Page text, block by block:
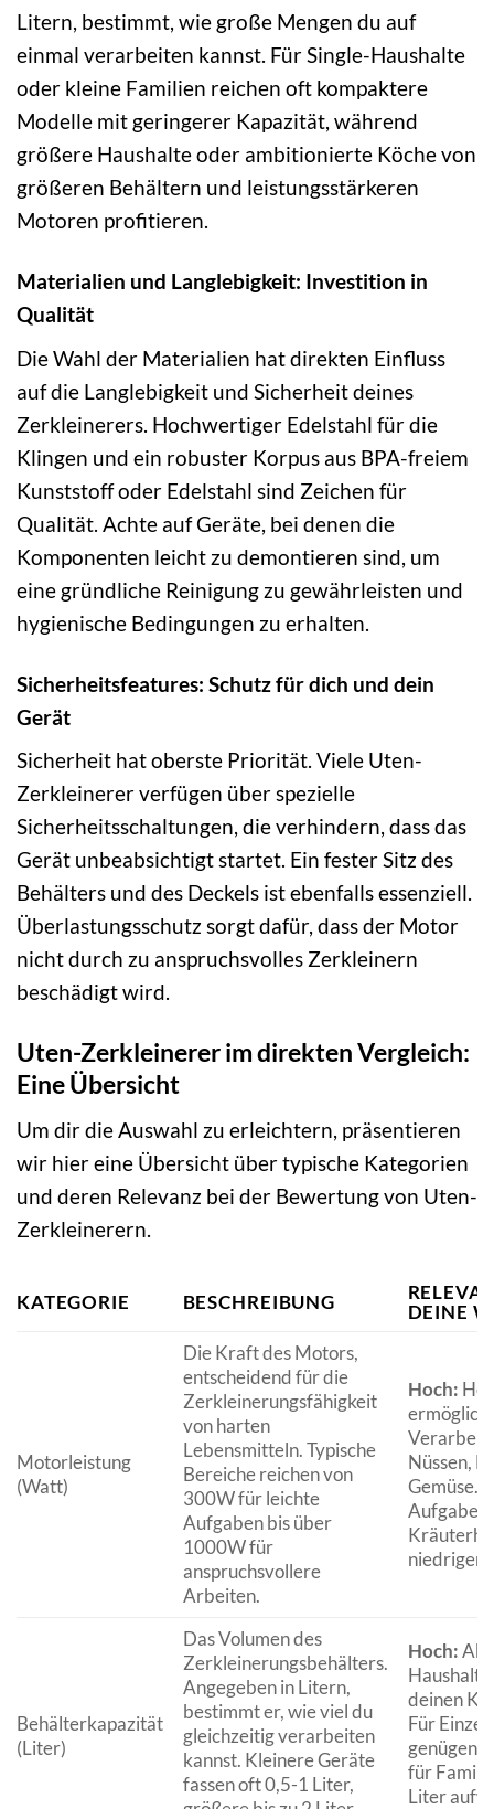
Litern, bestimmt, wie große Mengen du auf
einmal verarbeiten kannst. Für Single-Haushalte
oder kleine Familien reichen oft kompaktere
Modelle mit geringerer Kapazität, während
größere Haushalte oder ambitionierte Köche von
größeren Behältern und leistungsstärkeren
Motoren profitieren.
Materialien und Langlebigkeit: Investition in
Qualität
Die Wahl der Materialien hat direkten Einfluss
auf die Langlebigkeit und Sicherheit deines
Zerkleinerers. Hochwertiger Edelstahl für die
Klingen und ein robuster Korpus aus BPA-freiem
Kunststoff oder Edelstahl sind Zeichen für
Qualität. Achte auf Geräte, bei denen die
Komponenten leicht zu demontieren sind, um
eine gründliche Reinigung zu gewährleisten und
hygienische Bedingungen zu erhalten.
Sicherheitsfeatures: Schutz für dich und dein
Gerät
Sicherheit hat oberste Priorität. Viele Uten-
Zerkleinerer verfügen über spezielle
Sicherheitsschaltungen, die verhindern, dass das
Gerät unbeabsichtigt startet. Ein fester Sitz des
Behälters und des Deckels ist ebenfalls essenziell.
Überlastungsschutz sorgt dafür, dass der Motor
nicht durch zu anspruchsvolles Zerkleinern
beschädigt wird.
Uten-Zerkleinerer im direkten Vergleich:
Eine Übersicht
Um dir die Auswahl zu erleichtern, präsentieren
wir hier eine Übersicht über typische Kategorien
und deren Relevanz bei der Bewertung von Uten-
Zerkleinerern.
KATEGORIE BESCHREIBUNG
DEINE
Motorleistung
(Watt)
Die Kraft des Motors,
entscheidend für die
Zerkleinerungsfähigkeit
von harten
Lebensmitteln. Typische
Bereiche reichen von
300W für leichte
Aufgaben bis über
1000W für
anspruchsvollere
Arbeiten.
Hoch:
Nüssen,
Gemüse.
Aufgaben
Behälterkapazität
(Liter)
Das Volumen des
Zerkleinerungsbehälters.
Angegeben in Litern,
bestimmt er, wie viel du
gleichzeitig verarbeiten
kannst. Kleinere Geräte
fassen oft 0,5-1 Liter,
Hoch:
deinen
Für
genügen
für
Liter